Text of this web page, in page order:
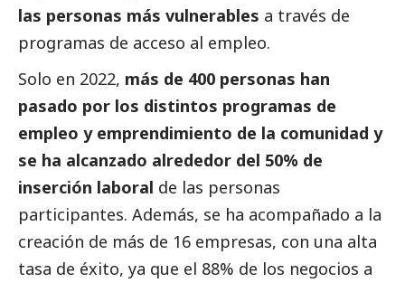
las personas más vulnerables a través de
programas de acceso al empleo.
Solo en 2022, más de 400 personas han
pasado por los distintos programas de
empleo y emprendimiento de la comunidad y
se ha alcanzado alrededor del 50% de
inserción laboral de las personas
participantes. Además, se ha acompañado a la
creación de más de 16 empresas, con una alta
tasa de éxito, ya que el 88% de los negocios a